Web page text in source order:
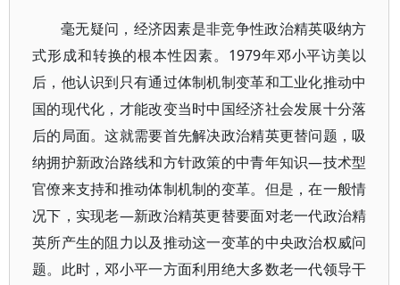
毫无疑问，经济因素是非竞争性政治精英吸纳方
式形成和转换的根本性因素。1979年邓小平访美以
后，他认识到只有通过体制机制变革和工业化推动中
国的现代化，才能改变当时中国经济社会发展十分落
后的局面。这就需要首先解决政治精英更替问题，吸
纳拥护新政治路线和方针政策的中青年知识—技术型
官僚来支持和推动体制机制的变革。但是，在一般情
况下，实现老―新政治精英更替要面对老一代政治精
英所产生的阻力以及推动这一变革的中央政治权威问
题。此时，邓小平一方面利用绝大多数老一代领导干